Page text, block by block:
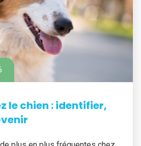
le chien : identifier,